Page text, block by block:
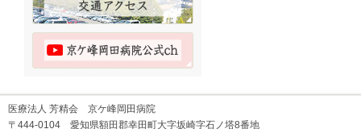
医療法人 芳精会 京ケ峰岡田病院
〒444-0104 愛知県額田郡幸田町大字坂崎字石ノ塔8番地